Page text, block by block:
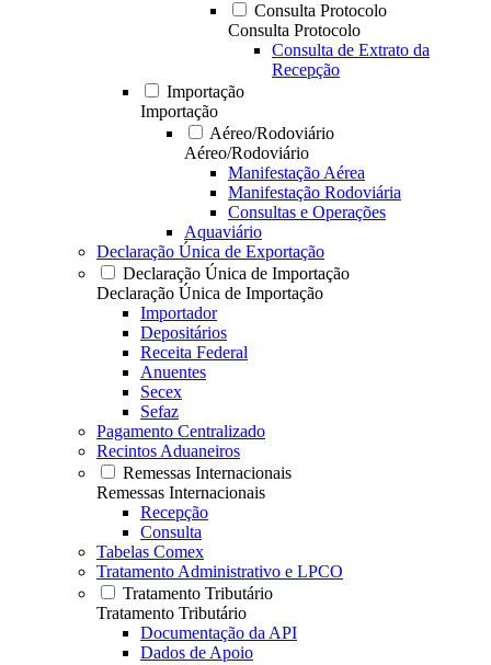
Consulta Protocolo
Consulta Protocolo
Consulta de Extrato da
Recepção
Importação
Importação
Aéreo/Rodoviário
Aéreo/Rodoviário
Manifestação Aérea
Manifestação Rodoviária
Consultas e Operações
Aquaviário
Declaração Única de Exportação
Declaração Única de Importação
Declaração Única de Importação
Importador
Depositários
Receita Federal
Anuentes
Secex
Sefaz
Pagamento Centralizado
Recintos Aduaneiros
Remessas Internacionais
Remessas Internacionais
Recepção
Consulta
Tabelas Comex
Tratamento Administrativo e LPCO
Tratamento Tributário
Tratamento Tributário
Documentação da API
Dados de Apoio